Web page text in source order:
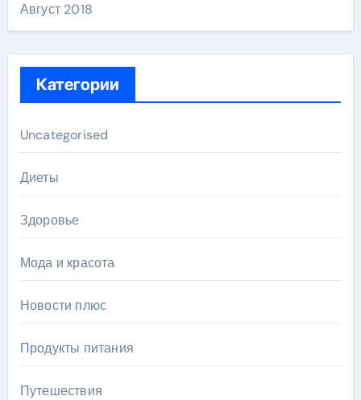
Август 2018
Категории
Uncategorised
Диеты
Здоровье
Мода и красота
Новости плюс
Продукты питания
Путешествия